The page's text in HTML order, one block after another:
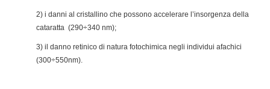
2) i danni al cristallino che possono accelerare l’insorgenza della
cataratta (290÷340 nm);
3) il danno retinico di natura fotochimica negli individui afachici
(300÷550nm).